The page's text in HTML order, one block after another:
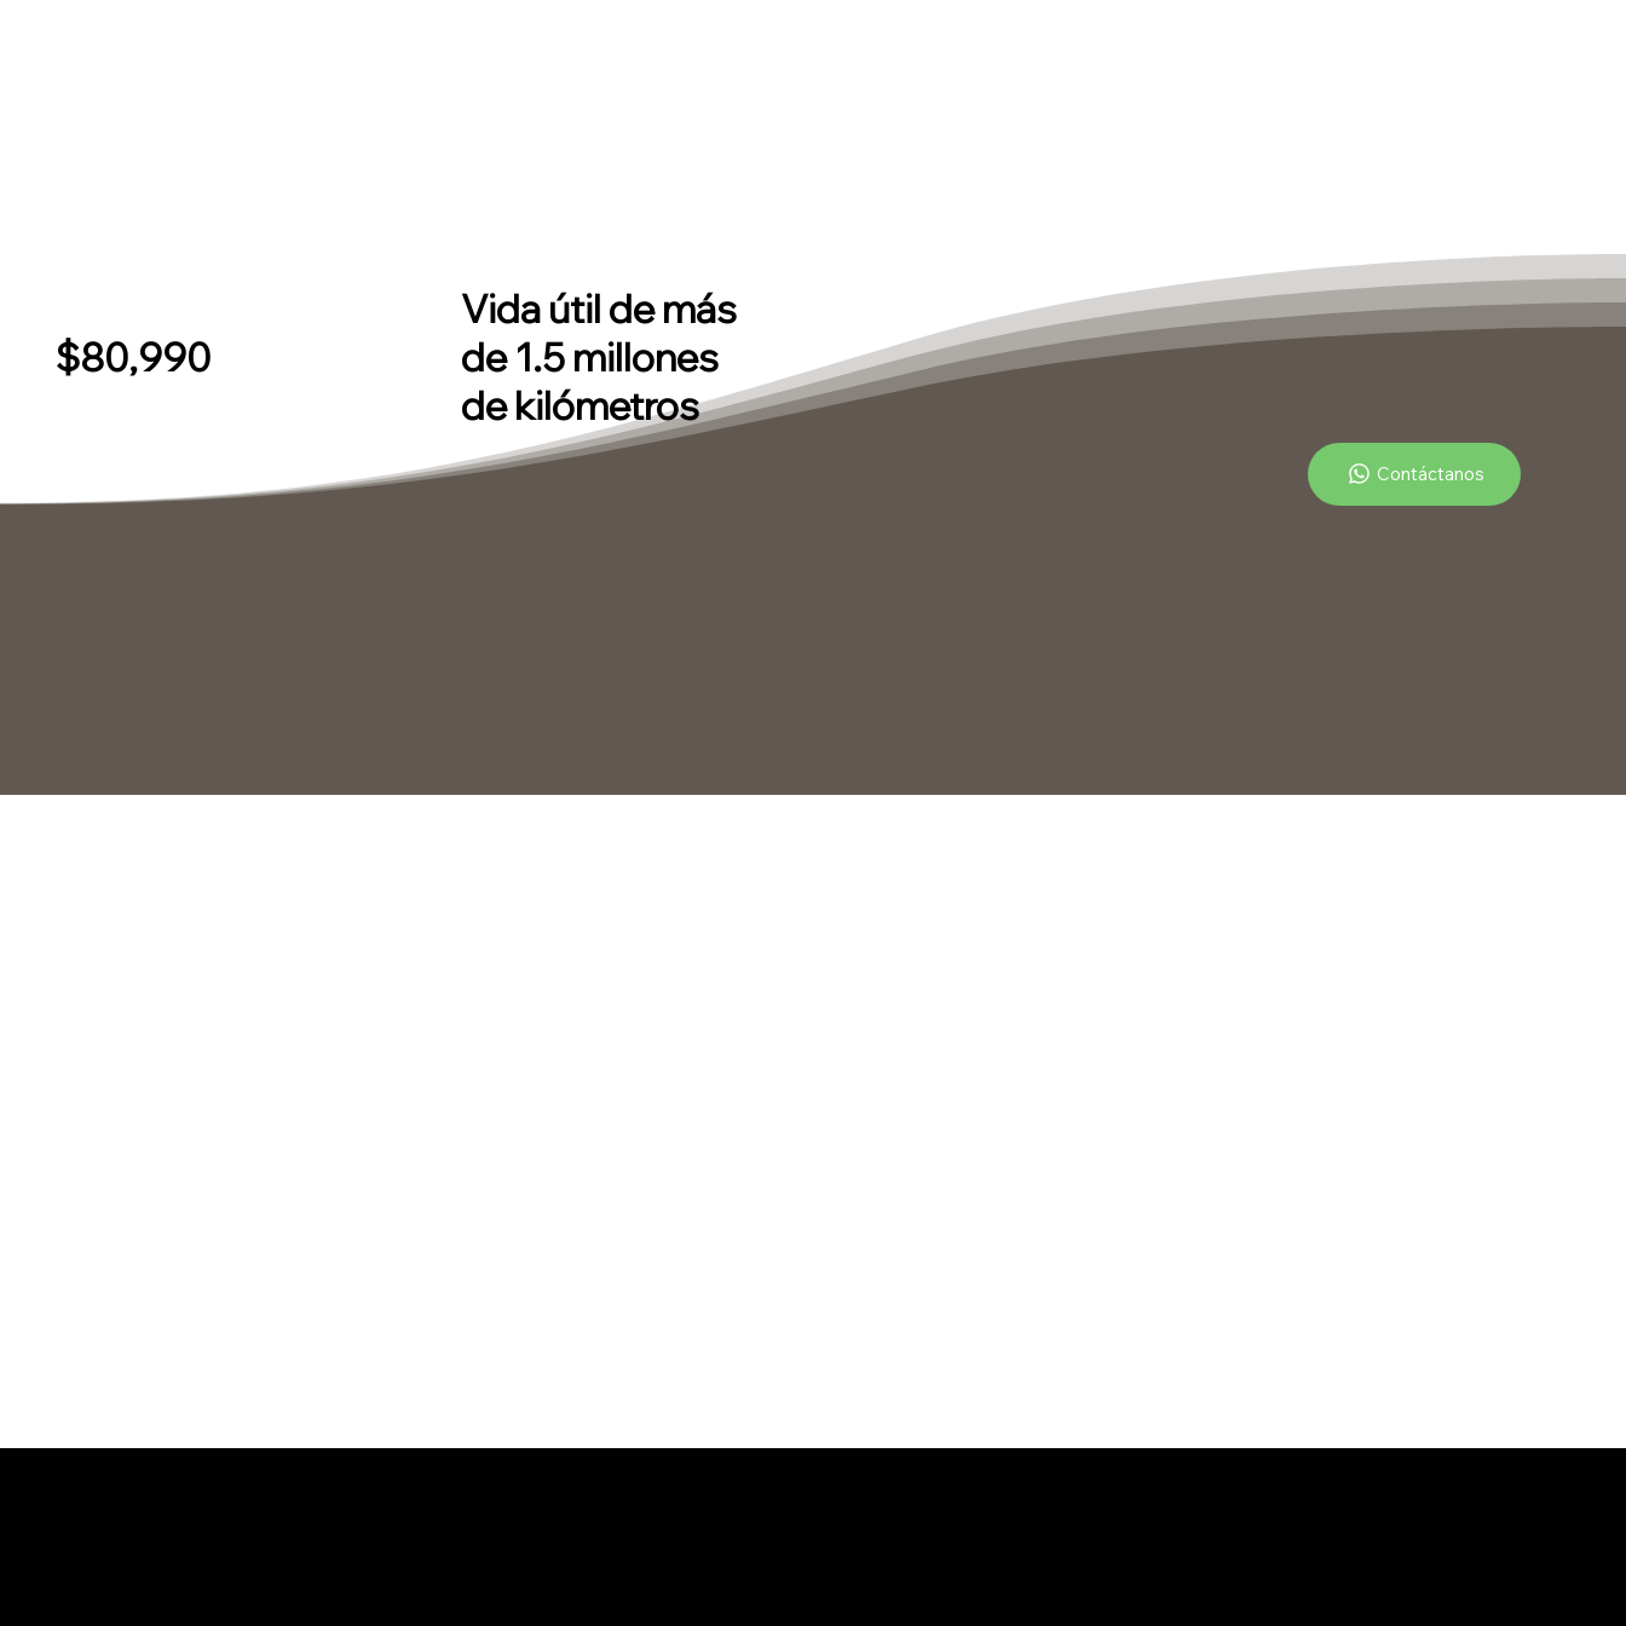
$80,990
Vida útil de más
de 1.5 millones
de kilómetros
Contáctanos